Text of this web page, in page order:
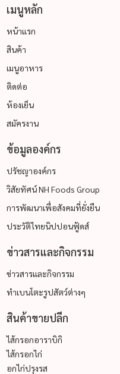
เมนูหลัก
หน้าแรก
สินค้า
เมนูอาหาร
ติดต่อ
ห้องเย็น
สมัครงาน
ข้อมูลองค์กร
ปรัชญาองค์กร
วิสัยทัศน์ NH Foods Group
การพัฒนาเพื่อสังคมที่ยั่งยืน
ประวัติไทยนิปปอนฟู้ดส์
ข่าวสารและกิจกรรม
ข่าวสารและกิจกรรม
ทำเบนโตะรูปสัตว์ต่างๆ
สินค้าขายปลีก
ไส้กรอกอาราบิกิ
ไส้กรอกไก่
อกไก่ปรุงรส